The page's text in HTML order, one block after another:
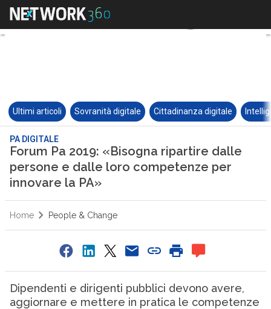
Ultimi articoli Sovranità digitale Cittadinanza digitale
PA DIGITALE
Forum Pa 2019: «Bisogna ripartire dalle
persone e dalle loro competenze per
innovare la PA»
Home People & Change
Dipendenti e dirigenti pubblici devono avere,
aggiornare e mettere in pratica le competenze